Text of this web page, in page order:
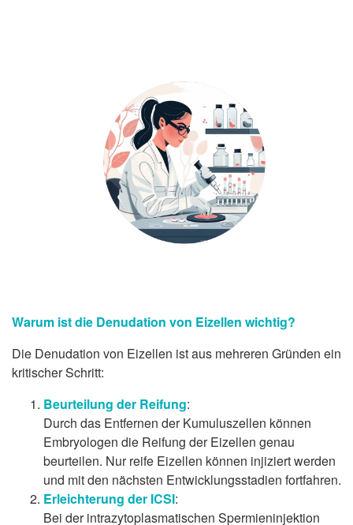
Warum ist die Denudation von Eizellen wichtig?
Die Denudation von Eizellen ist aus mehreren Gründen ein
kritischer Schritt:
Beurteilung der Reifung:
Durch das Entfernen der Kumuluszellen können
Embryologen die Reifung der Eizellen genau
beurteilen. Nur reife Eizellen können injiziert werden
und mit den nächsten Entwicklungsstadien fortfahren.
Erleichterung der ICSI:
Bei der intrazytoplasmatischen Spermieninjektion